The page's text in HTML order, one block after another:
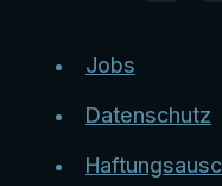
Jobs
Datenschutz